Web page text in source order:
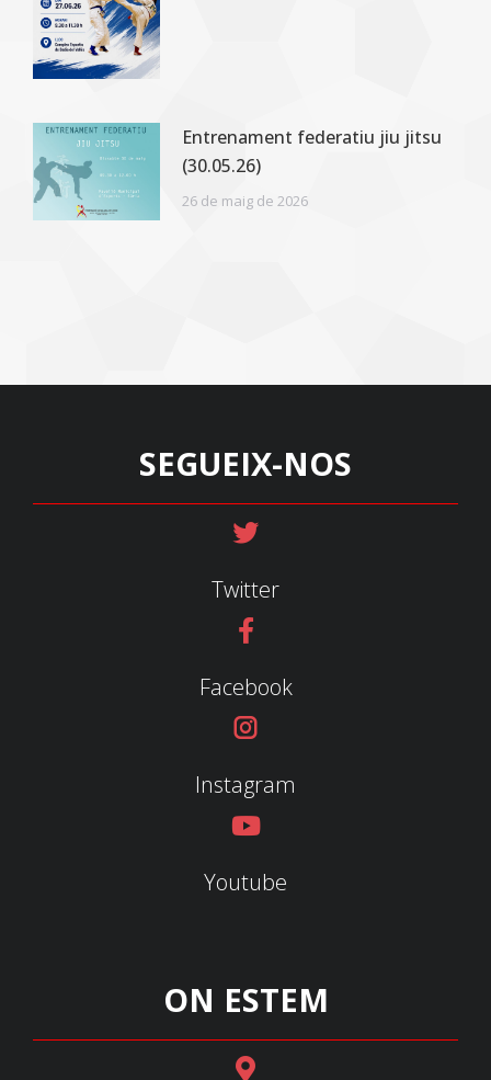
Entrenament federatiu jiu jitsu
(30.05.26)
26 de maig de 2026
SEGUEIX-NOS
Twitter
Facebook
Instagram
Youtube
ON ESTEM